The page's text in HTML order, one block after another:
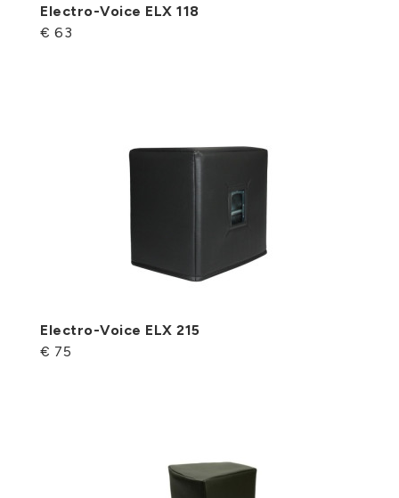
Electro-Voice ELX 118
€ 63
Electro-Voice ELX 215
€ 75